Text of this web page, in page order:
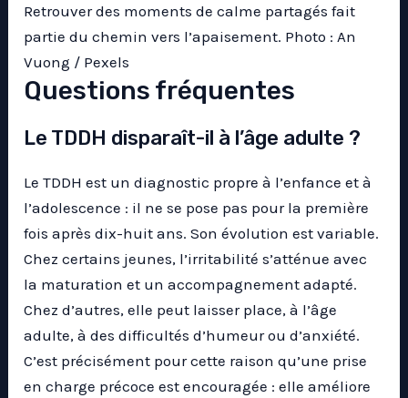
Retrouver des moments de calme partagés fait
partie du chemin vers l’apaisement. Photo : An
Vuong / Pexels
Questions fréquentes
Le TDDH disparaît-il à l’âge adulte ?
Le TDDH est un diagnostic propre à l’enfance et à
l’adolescence : il ne se pose pas pour la première
fois après dix-huit ans. Son évolution est variable.
Chez certains jeunes, l’irritabilité s’atténue avec
la maturation et un accompagnement adapté.
Chez d’autres, elle peut laisser place, à l’âge
adulte, à des difficultés d’humeur ou d’anxiété.
C’est précisément pour cette raison qu’une prise
en charge précoce est encouragée : elle améliore